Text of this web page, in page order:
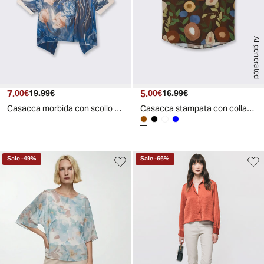
Prezzo attuale
7.00€ Prezzo originale
19.99€
Casacca morbida con scollo rotondo - Blu
AI generated
Prezzo attuale
5.00€ Prezzo originale
16.99€
Casacca stampata con collana per donna - Moro
Sale-49% Sale-66%